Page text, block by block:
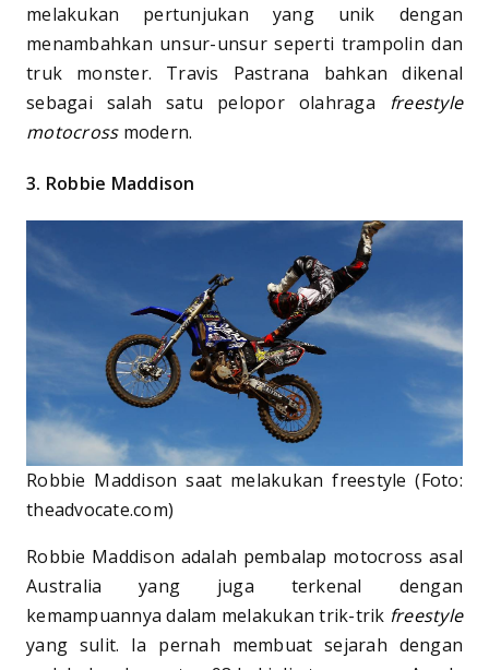
melakukan pertunjukan yang unik dengan
menambahkan unsur-unsur seperti trampolin dan
truk monster. Travis Pastrana bahkan dikenal
sebagai salah satu pelopor olahraga freestyle
motocrossmodern.
3. Robbie Maddison
Robbie Maddison saat melakukan freestyle (Foto:
theadvocate.com)
Robbie Maddison adalah pembalap motocross asal
Australia yang juga terkenal dengan
kemampuannya dalam melakukan trik-trik freestyle
yang sulit. Ia pernah membuat sejarah dengan